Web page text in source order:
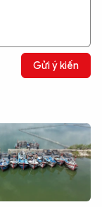
Gửi ý kiến